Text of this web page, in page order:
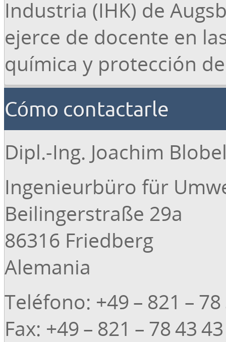
Industria (IHK) de
ejerce de docente en
química y protección
Cómo contactarle
Dipl.-Ing. Joachim
Ingenieurbüro für
Beilingerstraße 29a
86316 Friedberg
Alemania
Teléfono: +49 – 821 – 78
Fax: +49 – 821 – 78 43 43